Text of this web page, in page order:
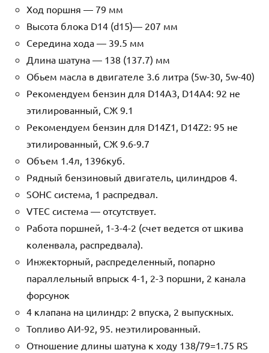
Ход поршня — 79 мм
Высота блока D14 (d15)— 207 мм
Середина хода — 39.5 мм
Длина шатуна — 138 (137.7) мм
Обьем масла в двигателе 3.6 литра (5w-30, 5w-40)
Рекомендуем бензин для D14A3, D14A4: 92 не
этилированный, СЖ 9.1
Рекомендуем бензин для D14Z1, D14Z2: 95 не
этилированный, СЖ 9.6-9.7
Объем 1.4л, 1396куб.
Рядный бензиновый двигатель, цилиндров 4.
SOHC система, 1 распредвал.
VTEC система — отсутствует.
Работа поршней, 1-3-4-2 (счет ведется от шкива
коленвала, распредвала).
Инжекторный, распределенный, попарно
параллельный впрыск 4-1, 2-3 поршни, 2 канала
форсунок
4 клапана на цилиндр: 2 впуска, 2 выпускных.
Топливо АИ-92, 95. неэтилированный.
Отношение длины шатуна к ходу 138/79=1.75 RS